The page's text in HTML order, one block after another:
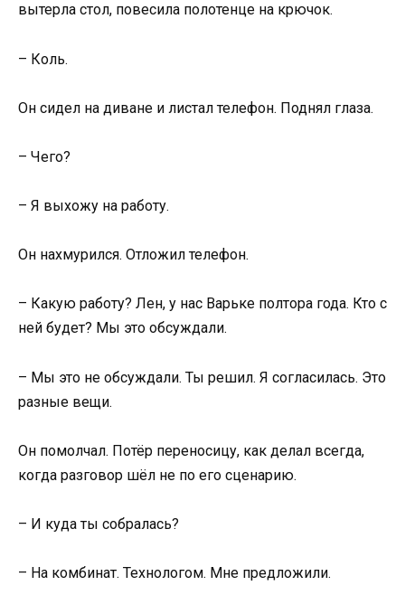
вытерла стол, повесила полотенце на крючок.
– Коль.
Он сидел на диване и листал телефон. Поднял глаза.
– Чего?
– Я выхожу на работу.
Он нахмурился. Отложил телефон.
– Какую работу? Лен, у нас Варьке полтора года. Кто с
ней будет? Мы это обсуждали.
– Мы это не обсуждали. Ты решил. Я согласилась. Это
разные вещи.
Он помолчал. Потёр переносицу, как делал всегда,
когда разговор шёл не по его сценарию.
– И куда ты собралась?
– На комбинат. Технологом. Мне предложили.